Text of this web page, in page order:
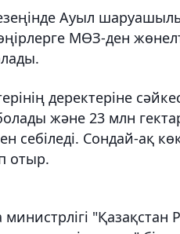
Ауыл
МӨЗ-ден
деректеріне
және 23 млн
себіледі. Сондай-ақ
отыр.
министрлігі